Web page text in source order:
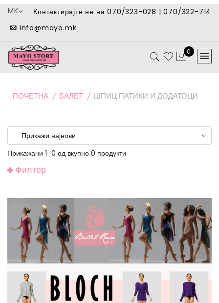
MK
Контактирајте не на 070/323-028 | 070/322-714
info@mayo.mk
0
ПОЧЕТНА БАЛЕТ ШПИЦ ПАТИКИ И ДОДАТОЦИ
Прикажани 1–0 од вкупно 0 продукти
Филтер